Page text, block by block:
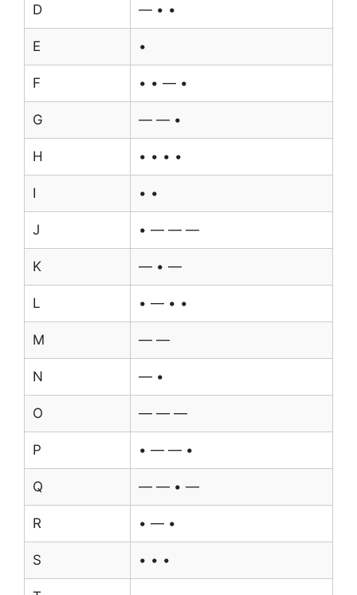
D — • •
E •
F • • — •
G — — •
H • • • •
I • •
J • — — —
K — • —
L • — • •
M — —
N — •
O — — —
P • — — •
Q — — • —
R • — •
S • • •